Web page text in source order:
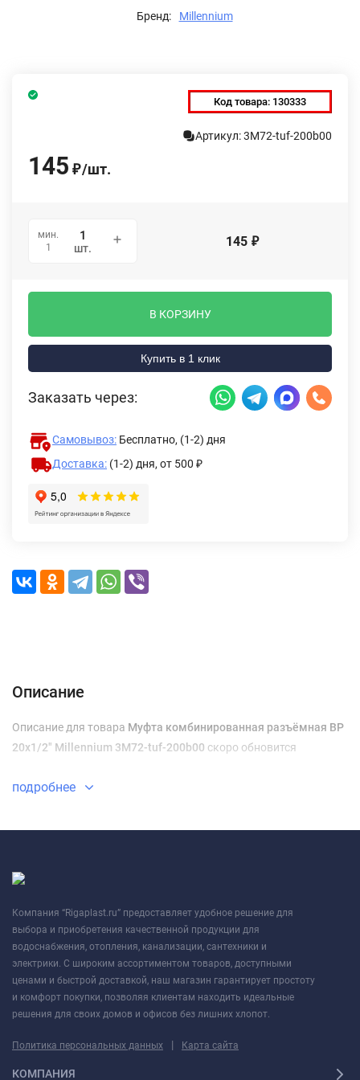
Бренд: Millennium
Код товара: 130333
Артикул: 3M72-tuf-200b00
145 ₽/шт.
мин.
1
шт. 145 ₽
В КОРЗИНУ
Купить в 1 клик
Заказать через:
Самовывоз: Бесплатно, (1-2) дня
Доставка: (1-2) дня, от 500 ₽
Описание
Описание для товара Муфта комбинированная разъёмная ВР
20х1/2" Millennium 3M72-tuf-200b00 скоро обновится
подробнее
Компания “Rigaplast.ru” предоставляет удобное решение для
выбора и приобретения качественной продукции для
водоснабжения, отопления, канализации, сантехники и
электрики. С широким ассортиментом товаров, доступными
ценами и быстрой доставкой, наш магазин гарантирует простоту
и комфорт покупки, позволяя клиентам находить идеальные
решения для своих домов и офисов без лишних хлопот.
Политика персональных данных | Карта сайта
КОМПАНИЯ